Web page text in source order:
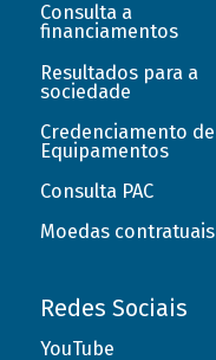
Consulta a
financiamentos
Resultados para a
sociedade
Credenciamento de
Equipamentos
Consulta PAC
Moedas contratuais
Redes Sociais
YouTube